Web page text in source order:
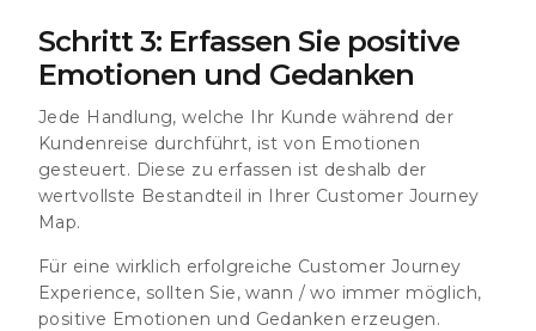
Schritt 3: Erfassen Sie positive
Emotionen und Gedanken
Jede Handlung, welche Ihr Kunde während der
Kundenreise durchführt, ist von Emotionen
gesteuert. Diese zu erfassen ist deshalb der
wertvollste Bestandteil in Ihrer Customer Journey
Map.
Für eine wirklich erfolgreiche Customer Journey
Experience, sollten Sie, wann / wo immer möglich,
positive Emotionen und Gedanken erzeugen.